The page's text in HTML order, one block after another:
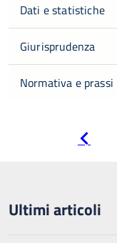
Dati e statistiche
Giurisprudenza
Normativa e prassi
Ultimi articoli